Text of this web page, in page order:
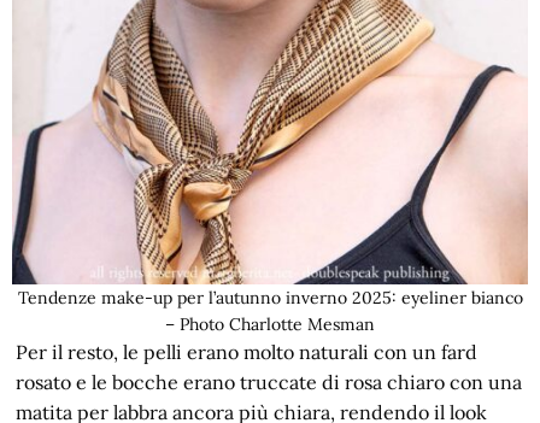
Tendenze make-up per l’autunno inverno 2025: eyeliner bianco
– Photo Charlotte Mesman
Per il resto, le pelli erano molto naturali con un fard
rosato e le bocche erano truccate di rosa chiaro con una
matita per labbra ancora più chiara, rendendo il look